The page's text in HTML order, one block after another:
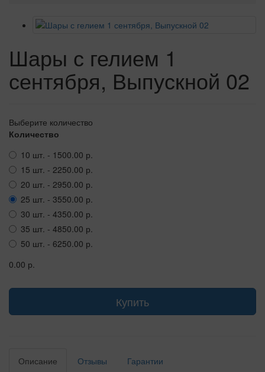
Шары с гелием 1
сентября, Выпускной 02
Выберите количество
Количество
10 шт. - 1500.00 р.
15 шт. - 2250.00 р.
20 шт. - 2950.00 р.
25 шт. - 3550.00 р.
30 шт. - 4350.00 р.
35 шт. - 4850.00 р.
50 шт. - 6250.00 р.
0.00 р.
Купить
Описание Отзывы
Гарантии